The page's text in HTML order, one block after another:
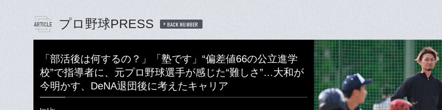
プロ野球PRESS BACK NUMBER
「部活後は何するの？」「塾です」“偏差値66の公立進学
校”で指導者に、元プロ野球選手が感じた“難しさ”…大和が
今明かす、DeNA退団後に考えたキャリア